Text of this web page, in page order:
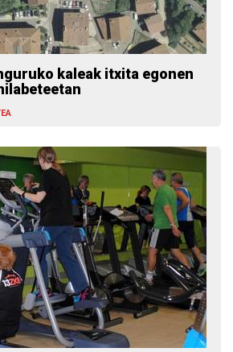
kaleak itxita egonen